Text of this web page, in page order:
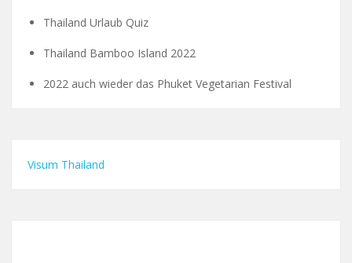
Thailand Urlaub Quiz
Thailand Bamboo Island 2022
2022 auch wieder das Phuket Vegetarian Festival
Visum Thailand